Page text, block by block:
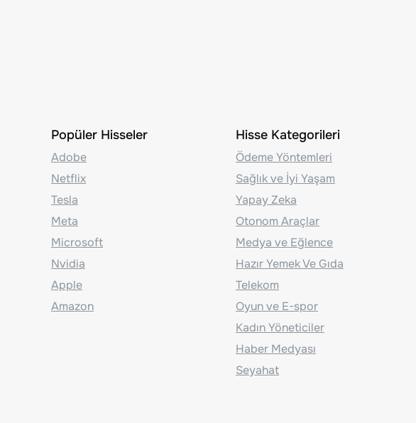
Popüler Hisseler
Adobe
Netflix
Tesla
Meta
Microsoft
Nvidia
Apple
Amazon
Hisse Kategorileri
Ödeme Yöntemleri
Sağlık ve İyi Yaşam
Yapay Zeka
Otonom Araçlar
Medya ve Eğlence
Hazır Yemek Ve Gıda
Telekom
Oyun ve E-spor
Kadın Yöneticiler
Haber Medyası
Seyahat